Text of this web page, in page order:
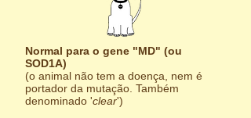
Normal para o gene "MD" (ou
SOD1A)
(o animal não tem a doença, nem é
portador da mutação. Também
denominado 'clear')